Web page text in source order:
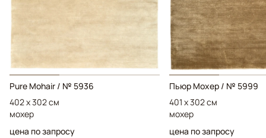
Pure Mohair / № 5936
402 x 302 см
мохер
цена по запросу
Пьюр Мохер / № 5999
401 x 302 см
мохер
цена по запросу